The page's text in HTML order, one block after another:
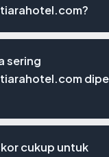
sering
cukup untuk